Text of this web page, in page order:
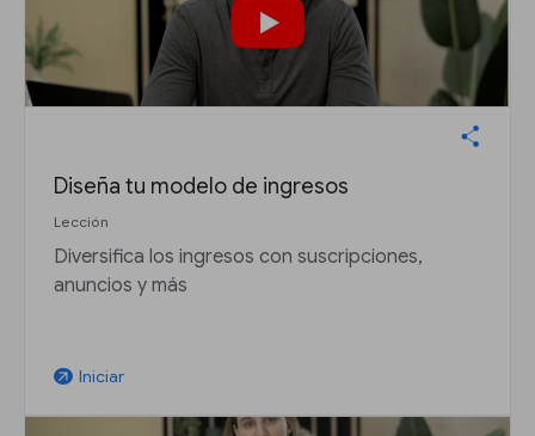
Diseña tu modelo de ingresos
Lección
Diversifica los ingresos con suscripciones,
anuncios y más
arrow_outward Iniciar